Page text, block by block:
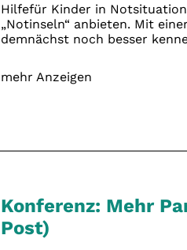
Hilfefür Kinder in
„Notinseln“ anbieten. Mit
demnächst noch besser
mehr Anzeigen
Konferenz: Mehr
Post)